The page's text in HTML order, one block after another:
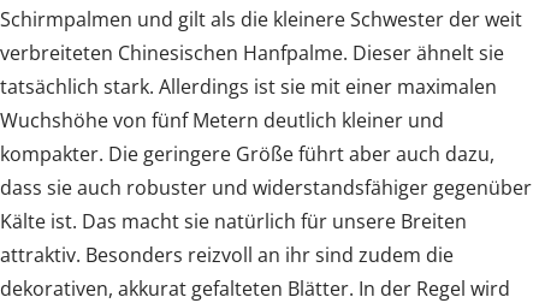
Schirmpalmen und gilt als die kleinere Schwester der weit
verbreiteten Chinesischen Hanfpalme. Dieser ähnelt sie
tatsächlich stark. Allerdings ist sie mit einer maximalen
Wuchshöhe von fünf Metern deutlich kleiner und
kompakter. Die geringere Größe führt aber auch dazu,
dass sie auch robuster und widerstandsfähiger gegenüber
Kälte ist. Das macht sie natürlich für unsere Breiten
attraktiv. Besonders reizvoll an ihr sind zudem die
dekorativen, akkurat gefalteten Blätter. In der Regel wird